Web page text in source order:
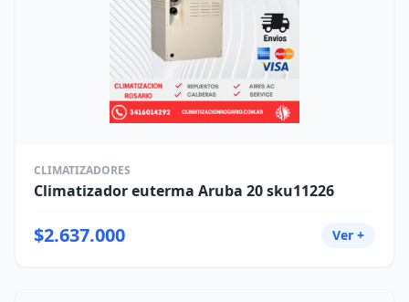
CLIMATIZADORES
Climatizador euterma Aruba 20 sku11226
$2.637.000 Ver +